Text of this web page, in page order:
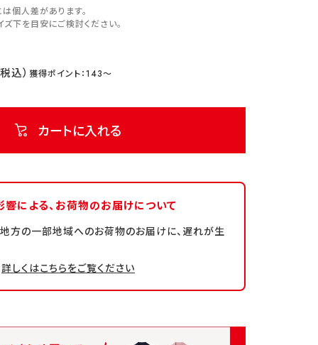
143
カートに入れる
個人差があります。
下を目安にご検討ください。
による、 お荷物のお届けについて
方の一部地域へのお荷物のお届けに、遅れが生
詳しくはこちらをご覧ください